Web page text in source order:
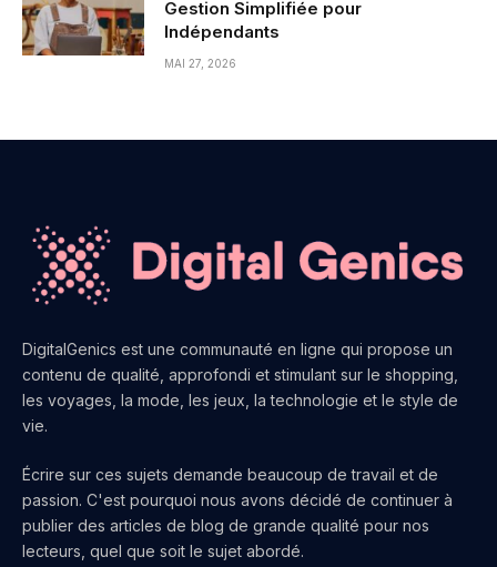
Gestion Simplifiée pour
Indépendants
MAI 27, 2026
DigitalGenics est une communauté en ligne qui propose un
contenu de qualité, approfondi et stimulant sur le shopping,
les voyages, la mode, les jeux, la technologie et le style de
vie.
Écrire sur ces sujets demande beaucoup de travail et de
passion. C'est pourquoi nous avons décidé de continuer à
publier des articles de blog de grande qualité pour nos
lecteurs, quel que soit le sujet abordé.